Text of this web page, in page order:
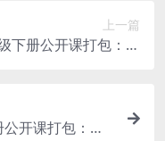
上一篇
下册公开课打包：第
开课打包：第